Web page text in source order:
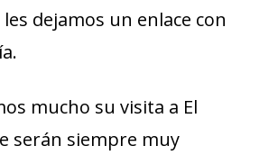
dejamos un enlace con
mucho su visita a El
serán siempre muy